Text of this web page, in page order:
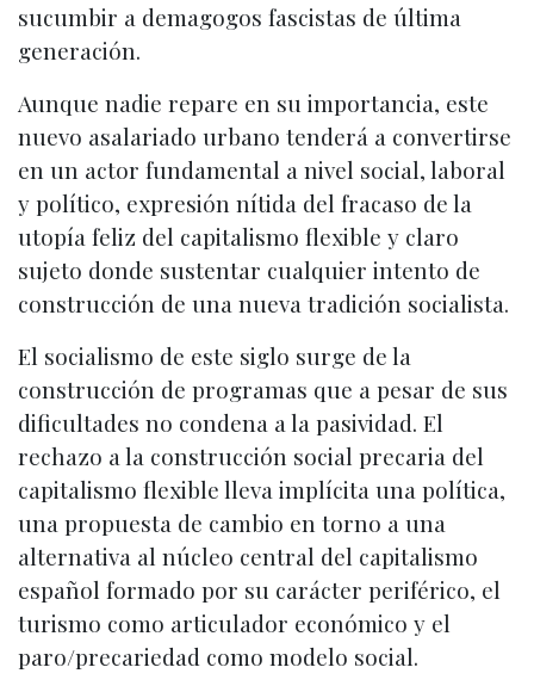
sucumbir a demagogos fascistas de última
generación.
Aunque nadie repare en su importancia, este
nuevo asalariado urbano tenderá a convertirse
en un actor fundamental a nivel social, laboral
y político, expresión nítida del fracaso de la
utopía feliz del capitalismo flexible y claro
sujeto donde sustentar cualquier intento de
construcción de una nueva tradición socialista.
El socialismo de este siglo surge de la
construcción de programas que a pesar de sus
dificultades no condena a la pasividad. El
rechazo a la construcción social precaria del
capitalismo flexible lleva implícita una política,
una propuesta de cambio en torno a una
alternativa al núcleo central del capitalismo
español formado por su carácter periférico, el
turismo como articulador económico y el
paro/precariedad como modelo social.